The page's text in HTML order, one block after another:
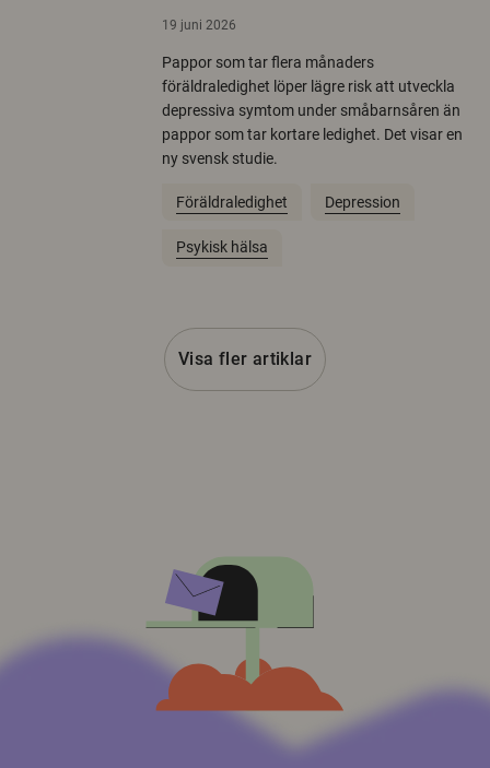
19 juni 2026
Pappor som tar flera månaders
föräldraledighet löper lägre risk att utveckla
depressiva symtom under småbarnsåren än
pappor som tar kortare ledighet. Det visar en
ny svensk studie.
Föräldraledighet Depression
Psykisk hälsa
Visa fler artiklar